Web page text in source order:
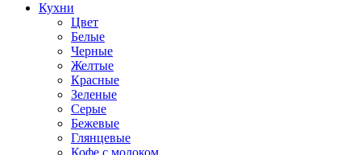
Кухни
Цвет
Белые
Черные
Желтые
Красные
Зеленые
Серые
Бежевые
Глянцевые
Кофе с молоком